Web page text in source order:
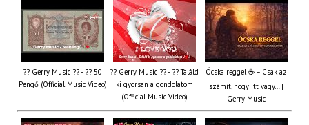
?? Gerry Music ?? - ?? 50
Pengő (Official Music Video)
?? Gerry Music ?? - ?? Találd
ki gyorsan a gondolatom
(Official Music Video)
Ócska reggel ☕ – Csak az
számít, hogy itt vagy… |
Gerry Music